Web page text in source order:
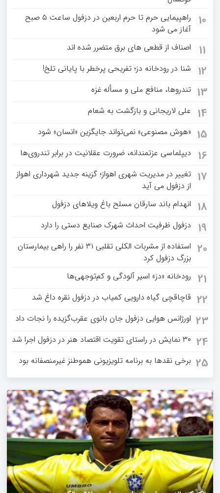
10
راهپیمایی حرم تا حرم اربعین در دزفول ساعت ۵ صبح
آغاز می شود
11 اصناف از قطعی های برق متضرر شده اند
12 شنا در رودخانه دز؛ تفریحی پرخطر با پایانی تلخ!
13 تندروها، منافع ملی و مسأله غزه
14 علی لاریجانی و بازگشت به شعام
15 «هوش مصنوعی» نمی‌تواند جایگزین «انسان» شود
16 دیپلماسی عزتمندانه، ضرورت عقلانیت در برابر تندروی‌ها
17 تغییر در مدیریت شهری اهواز؛ گزینه جدید شهرداری اهواز
از دزفول می آید
18 انهدام باند سارقان مسلح باغ‌ ویلاهای دزفول
19 دزفول ظرفیت احداث شهرک صنایع دستی را دارد
20
استفاده از مشربات الکلی تقلبی ۳۱ نفر را راهی بیمارستان
بزرگ دزفول کرد
21 رودخانه «دز» اسیر آلودگی و کم‌توجهی‌ها
22 قاچاقچی گیاه دارویی کمیاب در دزفول نقره داغ شد
23 اورژانس هوایی دزفول جان بانوی عقرب‌گزیده را نجات داد
24 ۳۰ نمایش در راستای تقویت اقتصاد هنر در دزفول اجرا شد
25 برخی نقدها به برنامه تلویزیونی هموطنز غیرمنصفانه بود